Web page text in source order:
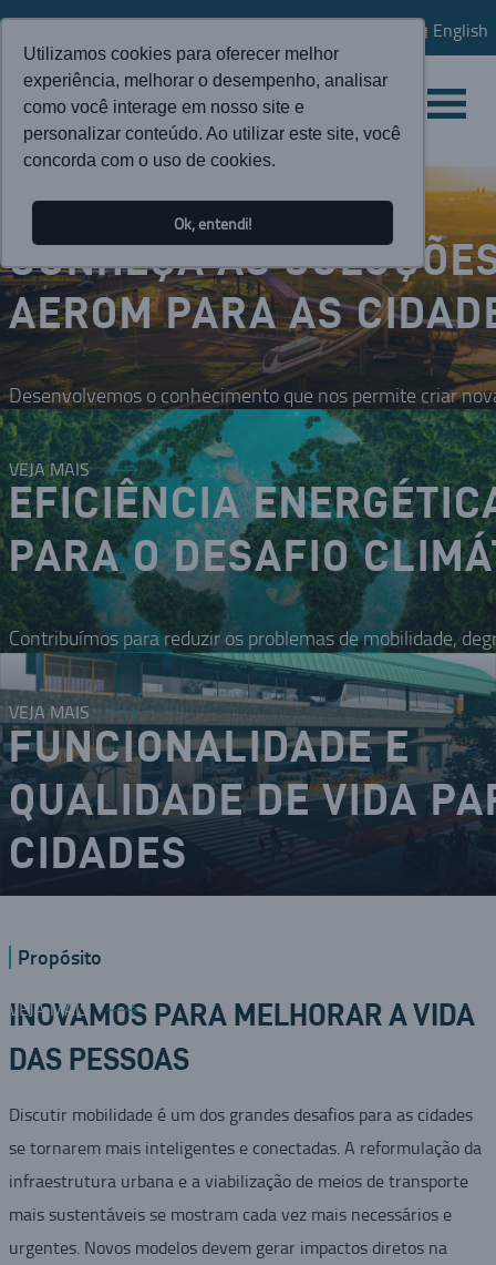
Utilizamos cookies para oferecer melhor
experiência, melhorar o desempenho, analisar
como você interage em nosso site e
personalizar conteúdo. Ao utilizar este site, você
concorda com o uso de cookies.
Ok, entendi!
English
CONHEÇA AS
AEROM PARA AS
Desenvolvemos o conhecimento que nos permite criar
VEJA MAIS
EFICIÊNCIA
PARA O DESAFIO
Contribuímos para reduzir os problemas de mobilidade,
VEJA MAIS
FUNCIONALIDADE E
QUALIDADE DE VIDA
CIDADES
VEJA MAIS
Propósito
INOVAMOS PARA MELHORAR A VIDA
DAS PESSOAS
Discutir mobilidade é um dos grandes desafios para as cidades
se tornarem mais inteligentes e conectadas. A reformulação da
infraestrutura urbana e a viabilização de meios de transporte
mais sustentáveis se mostram cada vez mais necessários e
urgentes. Novos modelos devem gerar impactos diretos na